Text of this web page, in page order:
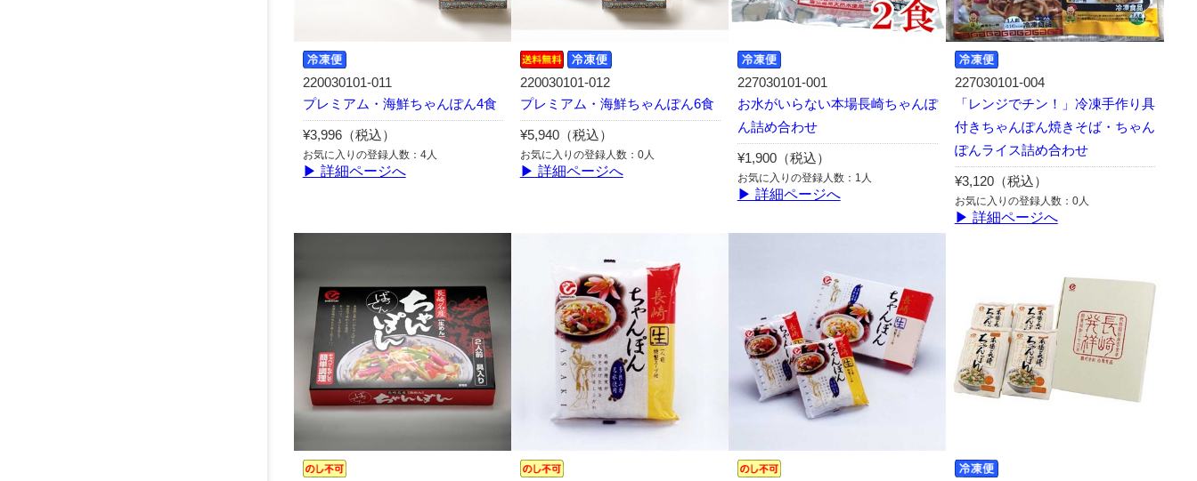
220030101-011
プレミアム・海鮮ちゃんぽん4食
¥3,996（税込）
お気に入りの登録人数：4人
▶ 詳細ページへ
220030101-012
プレミアム・海鮮ちゃんぽん6食
¥5,940（税込）
お気に入りの登録人数：0人
▶ 詳細ページへ
227030101-001
お水がいらない本場長崎ちゃんぽ
ん詰め合わせ
¥1,900（税込）
お気に入りの登録人数：1人
▶ 詳細ページへ
227030101-004
「レンジでチン！」冷凍手作り具
付きちゃんぽん焼きそば・ちゃん
ぽんライス詰め合わせ
¥3,120（税込）
お気に入りの登録人数：0人
▶ 詳細ページへ